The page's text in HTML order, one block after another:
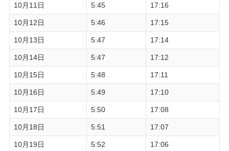
10月11日 5:45 17:16
10月12日 5:46 17:15
10月13日 5:47 17:14
10月14日 5:47 17:12
10月15日 5:48 17:11
10月16日 5:49 17:10
10月17日 5:50 17:08
10月18日 5:51 17:07
10月19日 5:52 17:06